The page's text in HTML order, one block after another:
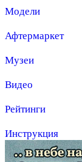
Модели
Афтермаркет
Музеи
Видео
Рейтинги
Инструкция